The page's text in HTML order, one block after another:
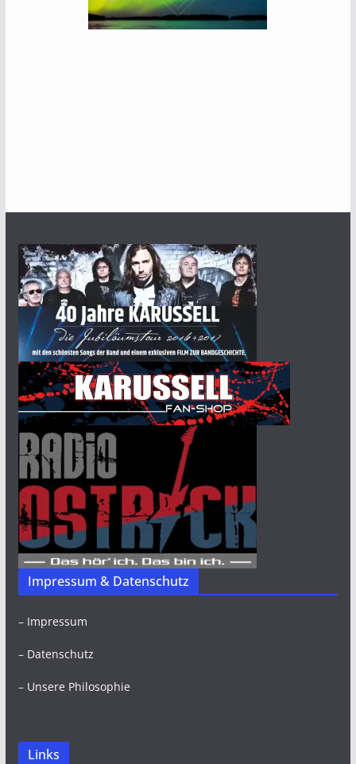
Impressum & Datenschutz
– Impressum
– Datenschutz
– Unsere Philosophie
Links